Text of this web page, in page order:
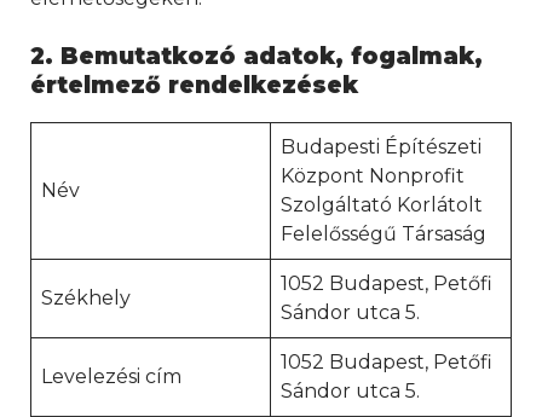
2. Bemutatkozó adatok, fogalmak,
értelmező rendelkezések
Név
Budapesti Építészeti
Központ Nonprofit
Szolgáltató Korlátolt
Felelősségű Társaság
Székhely
1052 Budapest, Petőfi
Sándor utca 5.
Levelezési cím
1052 Budapest, Petőfi
Sándor utca 5.